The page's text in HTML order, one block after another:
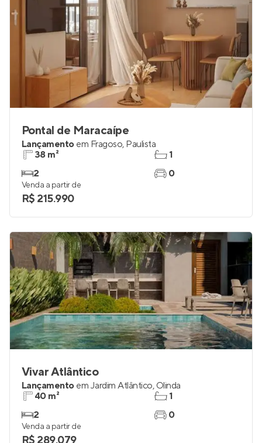
Pontal de Maracaípe
Lançamento em Fragoso, Paulista
38 m²
2
1
0
Venda a partir de
R$ 215.990
Vivar Atlântico
Lançamento em Jardim Atlântico, Olinda
40 m²
2
1
0
Venda a partir de